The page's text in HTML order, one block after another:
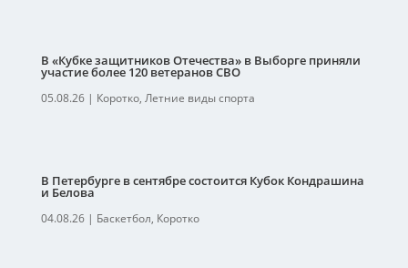
В «Кубке защитников Отечества» в Выборге приняли
участие более 120 ветеранов СВО
05.08.26| Коротко, Летние виды спорта
В Петербурге в сентябре состоится Кубок Кондрашина
и Белова
04.08.26| Баскетбол, Коротко